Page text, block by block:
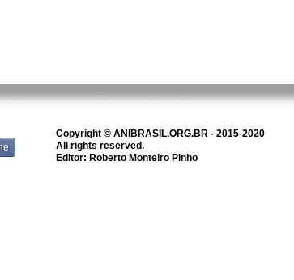
Copyright © ANIBRASIL.ORG.BR - 2015-2020
All rights reserved.
Editor: Roberto Monteiro Pinho